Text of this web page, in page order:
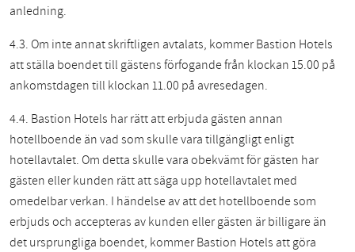
anledning.
4.3. Om inte annat skriftligen avtalats, kommer Bastion Hotels
att ställa boendet till gästens förfogande från klockan 15.00 på
ankomstdagen till klockan 11.00 på avresedagen.
4.4. Bastion Hotels har rätt att erbjuda gästen annan
hotellboende än vad som skulle vara tillgängligt enligt
hotellavtalet. Om detta skulle vara obekvämt för gästen har
gästen eller kunden rätt att säga upp hotellavtalet med
omedelbar verkan. I händelse av att det hotellboende som
erbjuds och accepteras av kunden eller gästen är billigare än
det ursprungliga boendet, kommer Bastion Hotels att göra